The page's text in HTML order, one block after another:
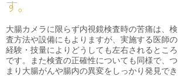
す。
大腸カメラに限らず内視鏡検査時の苦痛は、検
査方法や設備にもよりますが、実施する医師の
経験・技量によりどうしても左右されるところ
です。また検査の正確性についても同様で、つ
まり大腸がんや腸内の異変をしっかり発見でき